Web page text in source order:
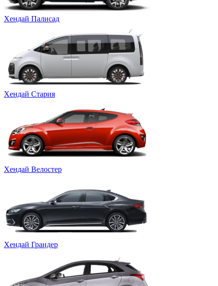
Хендай Палисад
Хендай Стария
Хендай Велостер
Хендай Грандер